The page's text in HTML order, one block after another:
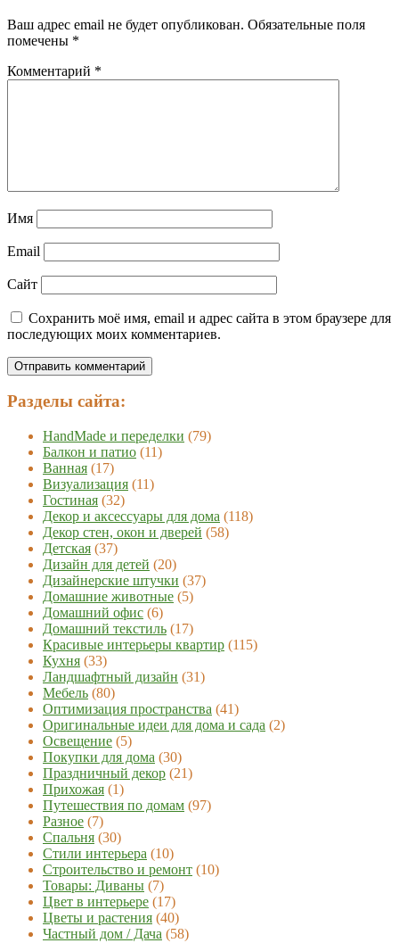
Ваш адрес email не будет опубликован. Обязательные поля
помечены *
Комментарий *
Имя
Email
Сайт
Сохранить моё имя, email и адрес сайта в этом браузере для
последующих моих комментариев.
Разделы сайта:
HandMade и переделки (79)
Балкон и патио (11)
Ванная (17)
Визуализация (11)
Гостиная (32)
Декор и аксессуары для дома (118)
Декор стен, окон и дверей (58)
Детская (37)
Дизайн для детей (20)
Дизайнерские штучки (37)
Домашние животные (5)
Домашний офис (6)
Домашний текстиль (17)
Красивые интерьеры квартир (115)
Кухня (33)
Ландшафтный дизайн (31)
Мебель (80)
Оптимизация пространства (41)
Оригинальные идеи для дома и сада (2)
Освещение (5)
Покупки для дома (30)
Праздничный декор (21)
Прихожая (1)
Путешествия по домам (97)
Разное (7)
Спальня (30)
Стили интерьера (10)
Строительство и ремонт (10)
Товары: Диваны (7)
Цвет в интерьере (17)
Цветы и растения (40)
Частный дом / Дача (58)